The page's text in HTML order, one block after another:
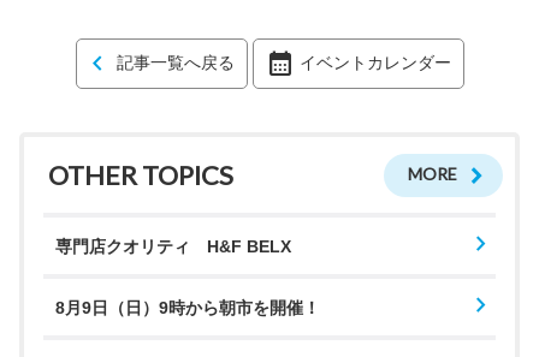
記事一覧へ戻る イベントカレンダー
OTHER TOPICS MORE
専門店クオリティ H&F BELX
8月9日（日）9時から朝市を開催！